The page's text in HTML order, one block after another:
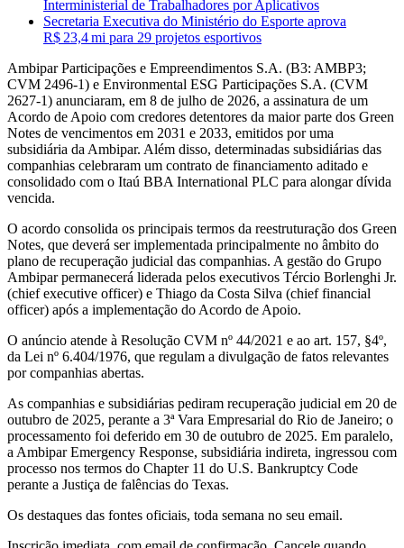
Interministerial de Trabalhadores por Aplicativos
Secretaria Executiva do Ministério do Esporte aprova
R$ 23,4 mi para 29 projetos esportivos
Ambipar Participações e Empreendimentos S.A. (B3: AMBP3;
CVM 2496-1) e Environmental ESG Participações S.A. (CVM
2627-1) anunciaram, em 8 de julho de 2026, a assinatura de um
Acordo de Apoio com credores detentores da maior parte dos Green
Notes de vencimentos em 2031 e 2033, emitidos por uma
subsidiária da Ambipar. Além disso, determinadas subsidiárias das
companhias celebraram um contrato de financiamento aditado e
consolidado com o Itaú BBA International PLC para alongar dívida
vencida.
O acordo consolida os principais termos da reestruturação dos Green
Notes, que deverá ser implementada principalmente no âmbito do
plano de recuperação judicial das companhias. A gestão do Grupo
Ambipar permanecerá liderada pelos executivos Tércio Borlenghi Jr.
(chief executive officer) e Thiago da Costa Silva (chief financial
officer) após a implementação do Acordo de Apoio.
O anúncio atende à Resolução CVM nº 44/2021 e ao art. 157, §4º,
da Lei nº 6.404/1976, que regulam a divulgação de fatos relevantes
por companhias abertas.
As companhias e subsidiárias pediram recuperação judicial em 20 de
outubro de 2025, perante a 3ª Vara Empresarial do Rio de Janeiro; o
processamento foi deferido em 30 de outubro de 2025. Em paralelo,
a Ambipar Emergency Response, subsidiária indireta, ingressou com
processo nos termos do Chapter 11 do U.S. Bankruptcy Code
perante a Justiça de falências do Texas.
Os destaques das fontes oficiais, toda semana no seu email.